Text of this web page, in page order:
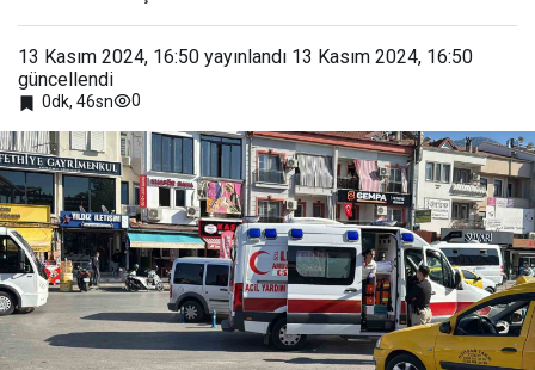
13 Kasım 2024, 16:50 yayınlandı 13 Kasım 2024, 16:50
güncellendi
0dk, 46sn 0